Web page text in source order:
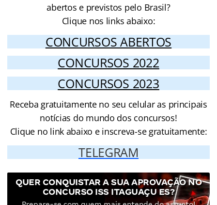
abertos e previstos pelo Brasil?
Clique nos links abaixo:
CONCURSOS ABERTOS
CONCURSOS 2022
CONCURSOS 2023
Receba gratuitamente no seu celular as principais
notícias do mundo dos concursos!
Clique no link abaixo e inscreva-se gratuitamente:
TELEGRAM
QUER CONQUISTAR A SUA APROVAÇÃO NO
CONCURSO ISS ITAGUAÇU ES?